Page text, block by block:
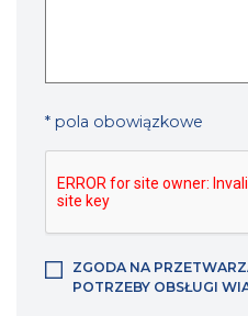
* pola obowiązkowe
ZGODA NA
POTRZEBY OBSŁUGI